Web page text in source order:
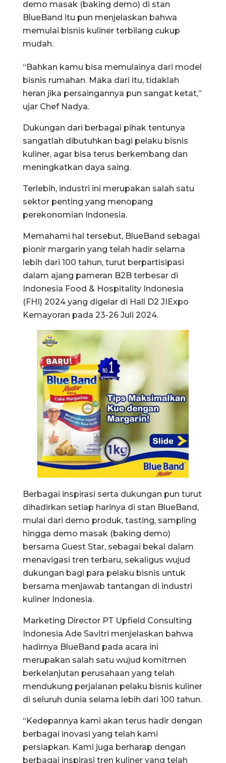
demo masak (baking demo) di stan
BlueBand itu pun menjelaskan bahwa
memulai bisnis kuliner terbilang cukup
mudah.
“Bahkan kamu bisa memulainya dari model
bisnis rumahan. Maka dari itu, tidaklah
heran jika persaingannya pun sangat ketat,”
ujar Chef Nadya.
Dukungan dari berbagai pihak tentunya
sangatlah dibutuhkan bagi pelaku bisnis
kuliner, agar bisa terus berkembang dan
meningkatkan daya saing.
Terlebih, industri ini merupakan salah satu
sektor penting yang menopang
perekonomian Indonesia.
Memahami hal tersebut, BlueBand sebagai
pionir margarin yang telah hadir selama
lebih dari 100 tahun, turut berpartisipasi
dalam ajang pameran B2B terbesar di
Indonesia Food & Hospitality Indonesia
(FHI) 2024 yang digelar di Hall D2 JIExpo
Kemayoran pada 23-26 Juli 2024.
Berbagai inspirasi serta dukungan pun turut
dihadirkan setiap harinya di stan BlueBand,
mulai dari demo produk, tasting, sampling
hingga demo masak (baking demo)
bersama Guest Star, sebagai bekal dalam
menavigasi tren terbaru, sekaligus wujud
dukungan bagi para pelaku bisnis untuk
bersama menjawab tantangan di industri
kuliner Indonesia.
Marketing Director PT Upfield Consulting
Indonesia Ade Savitri menjelaskan bahwa
hadirnya BlueBand pada acara ini
merupakan salah satu wujud komitmen
berkelanjutan perusahaan yang telah
mendukung perjalanan pelaku bisnis kuliner
di seluruh dunia selama lebih dari 100 tahun.
“Kedepannya kami akan terus hadir dengan
berbagai inovasi yang telah kami
persiapkan. Kami juga berharap dengan
berbagai inspirasi tren kuliner yang telah